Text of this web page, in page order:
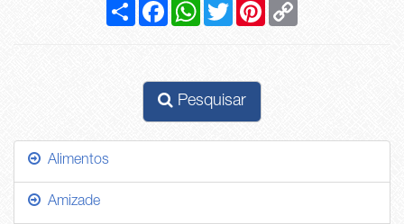
CompartilharFacebookWhatsApp
Twitter Pinterest
Pesquisar
Alimentos
Amizade